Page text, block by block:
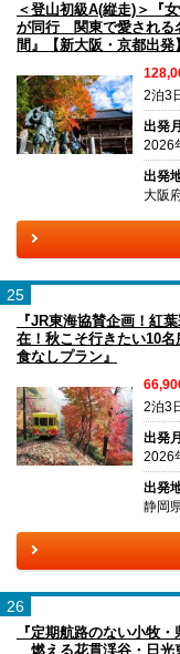
＜登山初級A(縦走)＞『
が同行 関東で愛され
間』【新大阪・京都出発】
2泊3
出発月
2026
出発
大阪
25
『JR東海協賛企画！紅
在！秋こそ行きたい10
食なしプラン』
2泊3
出発月
2026
出発
静岡
26
『定期航路のない小牧
燃える花貫渓谷・日